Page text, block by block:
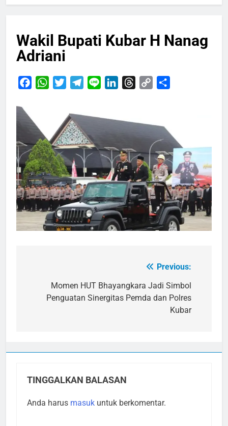
Wakil Bupati Kubar H Nanag
Adriani
FacebookWhatsApp
TwitterTelegram
Line LinkedInThreads
Copy
Previous:
Momen HUT Bhayangkara Jadi Simbol
Penguatan Sinergitas Pemda dan Polres
Kubar
TINGGALKAN BALASAN
Anda harus masuk untuk berkomentar.